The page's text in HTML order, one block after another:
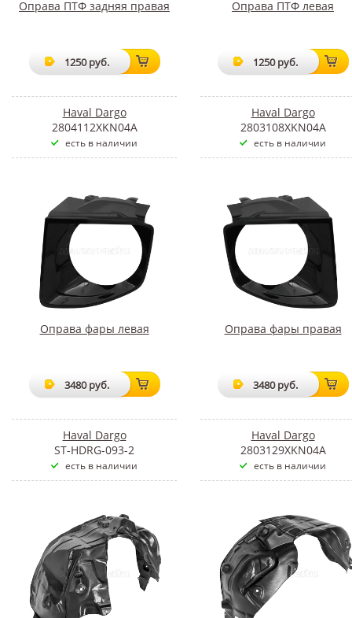
Оправа ПТФ задняя правая
1250 руб.
Haval Dargo
2804112XKN04A
есть в наличии
Оправа ПТФ левая
1250 руб.
Haval Dargo
2803108XKN04A
есть в наличии
Оправа фары левая
3480 руб.
Haval Dargo
ST-HDRG-093-2
есть в наличии
Оправа фары правая
3480 руб.
Haval Dargo
2803129XKN04A
есть в наличии